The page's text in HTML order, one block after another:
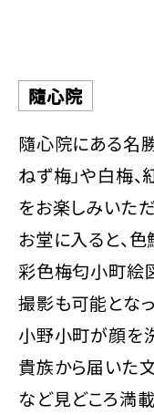
隨心院
隨心院にある名
ねず梅」や白梅
をお楽しみいた
お堂に入ると、
彩色梅匂小町絵
撮影も可能となっ
小野小町が顔を
貴族から届いた
など見どころ満載